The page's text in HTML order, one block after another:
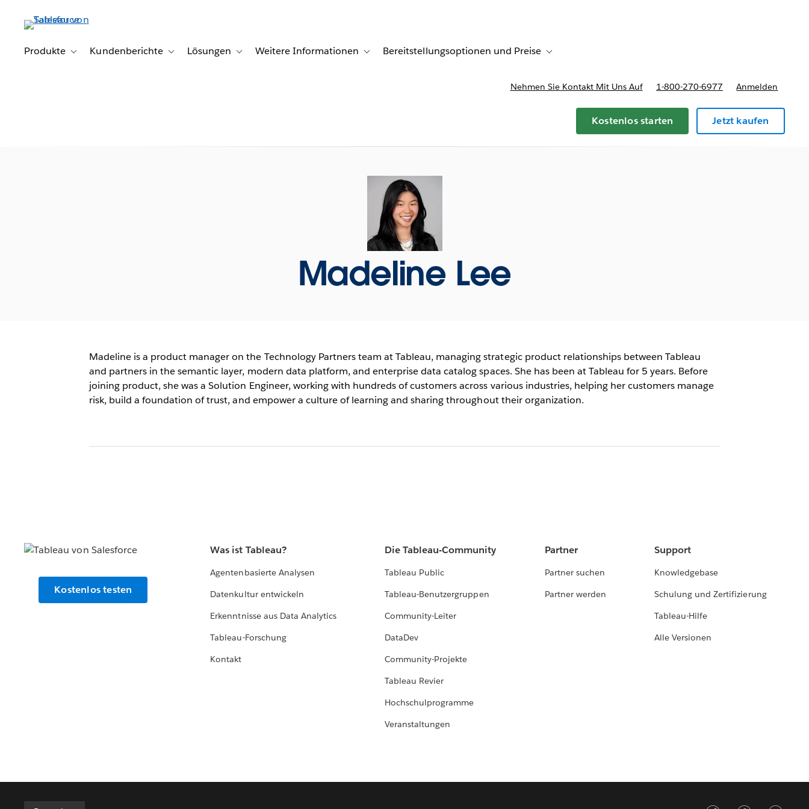
Produkte
Toggle sub-navigation for Produkte
Kundenberichte Toggle sub-navigation for Kundenberichte
Lösungen Toggle sub-navigation for Lösungen
Weitere Informationen Toggle sub-navigation for Weitere Informationen
Bereitstellungsoptionen und Preise Toggle sub-navigation for Bereitstellungsoptionen und Preise
Nehmen Sie Kontakt Mit Uns Auf 1-800-270-6977 Anmelden
Kostenlos starten Jetzt kaufen
Madeline Lee
Madeline is a product manager on the Technology Partners team at Tableau, managing strategic product relationships between Tableau
and partners in the semantic layer, modern data platform, and enterprise data catalog spaces. She has been at Tableau for 5 years. Before
joining product, she was a Solution Engineer, working with hundreds of customers across various industries, helping her customers manage
risk, build a foundation of trust, and empower a culture of learning and sharing throughout their organization.
Kostenlos testen
Was ist Tableau?
Agentenbasierte Analysen
Datenkultur entwickeln
Erkenntnisse aus Data Analytics
Tableau-Forschung
Kontakt
Die Tableau-Community
Tableau Public
Tableau-Benutzergruppen
Community-Leiter
DataDev
Community-Projekte
Tableau Revier
Hochschulprogramme
Veranstaltungen
Partner
Partner suchen
Partner werden
Support
Knowledgebase
Schulung und Zertifizierung
Tableau-Hilfe
Alle Versionen